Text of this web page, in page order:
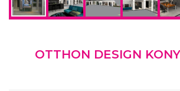
OTTHON DESIGN